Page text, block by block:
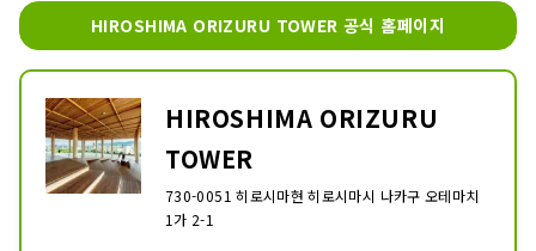
HIROSHIMA ORIZURU TOWER 공식 홈페이지
HIROSHIMA ORIZURU
TOWER
730-0051 히로시마현 히로시마시 나카구 오테마치
1가 2-1